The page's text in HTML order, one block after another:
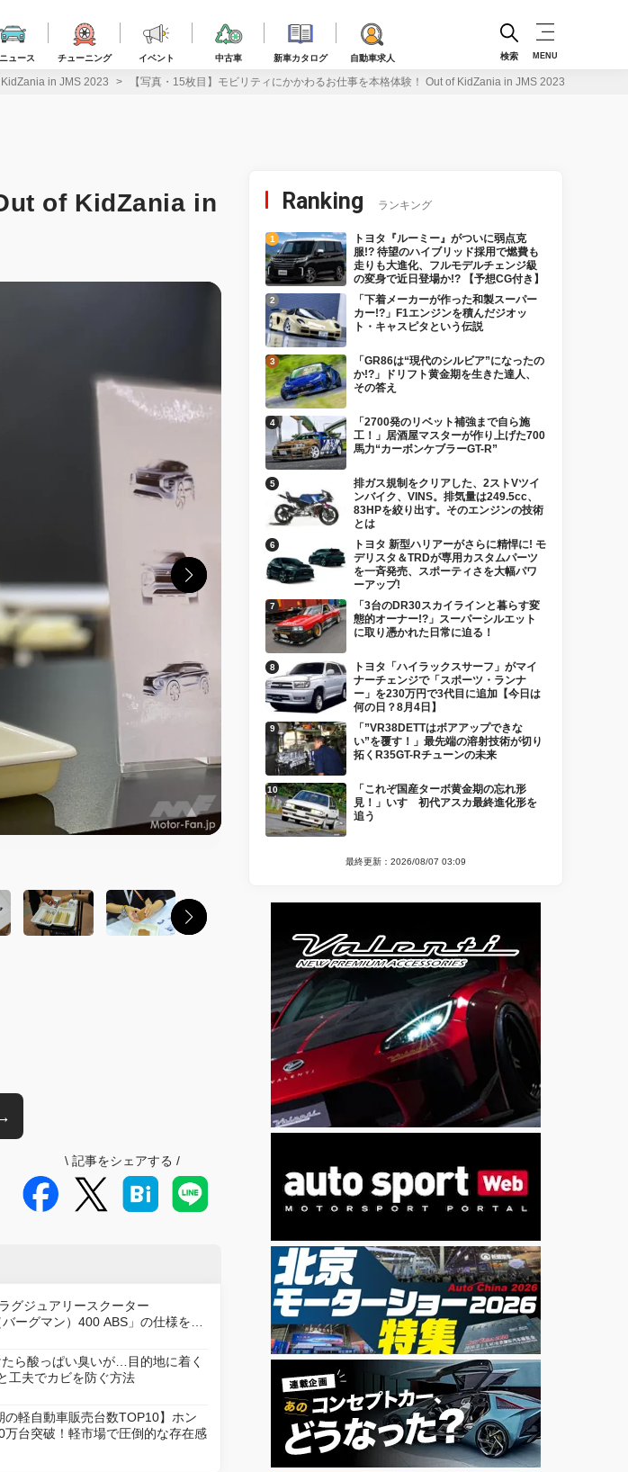
ュース チューニング イベント 中古車 新車カタログ 自動車求人 検索 MENU
in JMS 2023 【写真・15枚目】モビリティにかかわるお仕事を本格体験！ Out of KidZania in JMS 2023
of KidZania in
\ 記事をシェアする /
グジュアリースクーター
バーグマン）400 ABS」の仕様を変
発売
ら酸っぱい臭いが…目的地に着く
工夫でカビを防ぐ方法
の軽自動車販売台数TOP10】ホン
万台突破！軽市場で圧倒的な存在感
Ranking ランキング
トヨタ『ルーミー』がついに弱点克
服!? 待望のハイブリッド採用で燃費も
走りも大進化、フルモデルチェンジ級
の変身で近日登場か!? 【予想CG付き】
「下着メーカーが作った和製スーパー
カー!?」F1エンジンを積んだジオッ
ト・キャスピタという伝説
「GR86は“現代のシルビア”になったの
か!?」ドリフト黄金期を生きた達人、
その答え
「2700発のリベット補強まで自ら施
工！」居酒屋マスターが作り上げた700
馬力“カーボンケブラーGT-R”
排ガス規制をクリアした、2ストVツイ
ンバイク、VINS。排気量は249.5cc、
83HPを絞り出す。そのエンジンの技術
とは
トヨタ 新型ハリアーがさらに精悍に! モ
デリスタ＆TRDが専用カスタムパーツ
を一斉発売、スポーティさを大幅パワ
ーアップ!
「3台のDR30スカイラインと暮らす変
態的オーナー!?」スーパーシルエット
に取り憑かれた日常に迫る！
トヨタ「ハイラックスサーフ」がマイ
ナーチェンジで「スポーツ・ランナ
ー」を230万円で3代目に追加【今日は
何の日？8月4日】
「”VR38DETTはボアアップできな
い”を覆す！」最先端の溶射技術が切り
拓くR35GT-Rチューンの未来
「これぞ国産ターボ黄金期の忘れ形
見！」いすゞ初代アスカ最終進化形を
追う
最終更新：2026/08/07 03:09